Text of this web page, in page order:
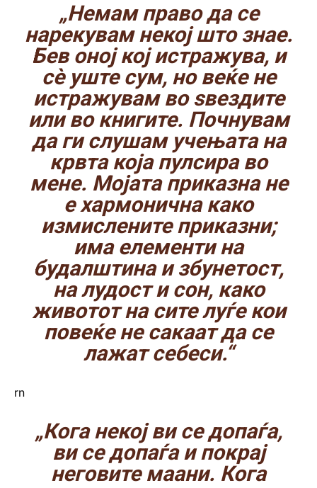
„Немам право да се
нарекувам некој што знае.
Бев оној кој истражува, и
сè уште сум, но веќе не
истражувам во ѕвездите
или во книгите. Почнувам
да ги слушам учењата на
крвта која пулсира во
мене. Мојата приказна не
е хармонична како
измислените приказни;
има елементи на
будалштина и збунетост,
на лудост и сон, како
животот на сите луѓе кои
повеќе не сакаат да се
лажат себеси.“
rn
„Кога некој ви се допаѓа,
ви се допаѓа и покрај
неговите маани. Кога